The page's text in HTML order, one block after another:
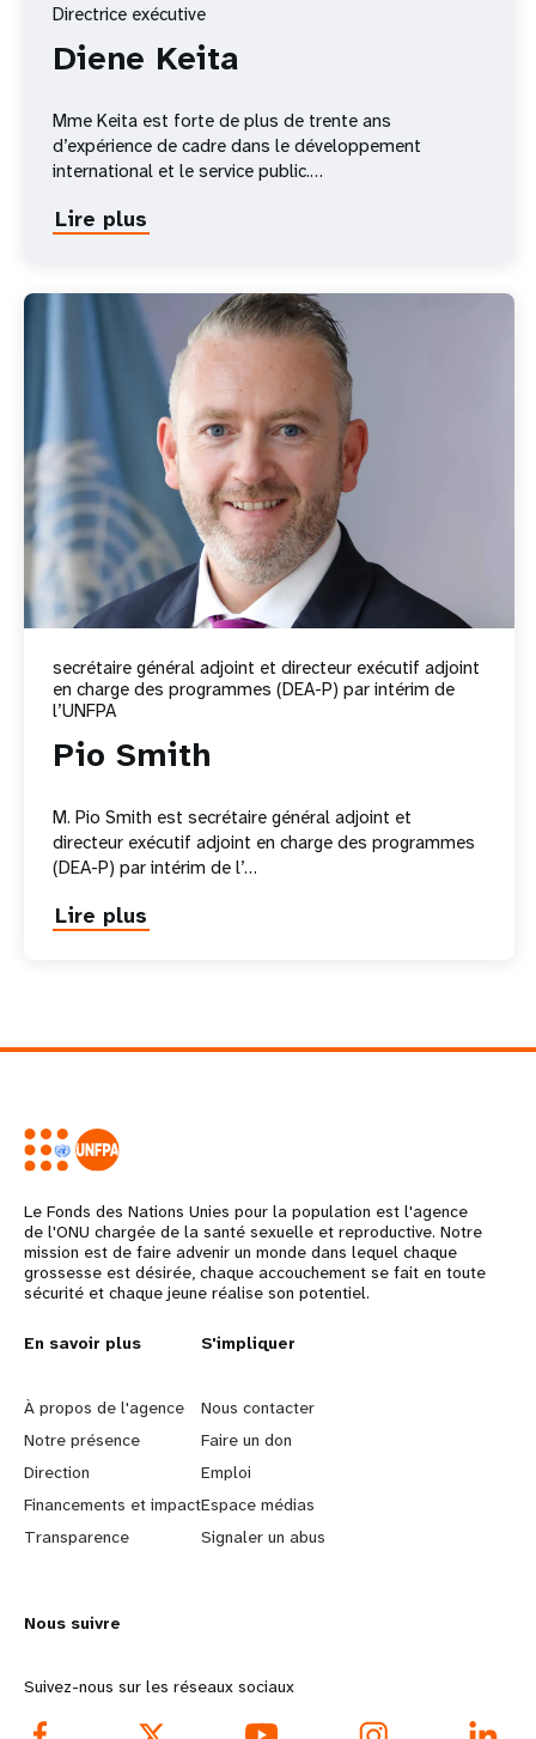
Directrice exécutive
Diene Keita
Mme Keita est forte de plus de trente ans
d’expérience de cadre dans le développement
international et le service public.…
Lire plus
about
secrétaire général adjoint et directeur exécutif adjoint
en charge des programmes (DEA-P) par intérim de
l’UNFPA
Pio Smith
M. Pio Smith est secrétaire général adjoint et
directeur exécutif adjoint en charge des programmes
(DEA-P) par intérim de l’…
Lire plus
about
Le Fonds des Nations Unies pour la population est l'agence
de l'ONU chargée de la santé sexuelle et reproductive. Notre
mission est de faire advenir un monde dans lequel chaque
grossesse est désirée, chaque accouchement se fait en toute
sécurité et chaque jeune réalise son potentiel.
L
e
a
r
n
o
r
En savoir plus
À propos de l'agence
Notre présence
Direction
Financements et impact
Transparence
G
o
b
e
y
d
S'impliquer
Nous contacter
Faire un don
Emploi
Espace médias
Signaler un abus
Nous suivre
Suivez-nous sur les réseaux sociaux